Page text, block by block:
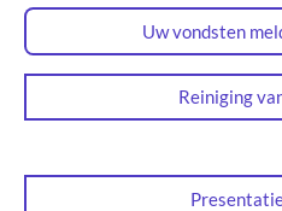
Uw vondsten
Reiniging